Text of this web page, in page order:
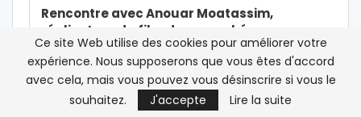
Rencontre avec Anouar Moatassim,
réalisateur du film de super-héros…
Affaire Radi: la diaspora marocaine de
France dénonce toute…
Ce site Web utilise des cookies pour améliorer votre
expérience. Nous supposerons que vous êtes d'accord
avec cela, mais vous pouvez vous désinscrire si vous le
souhaitez.
J'accepte Lire la suite